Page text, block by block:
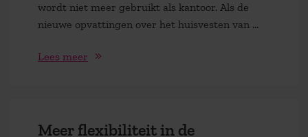
wordt niet meer gebruikt als kantoor. Als de
nieuwe opvattingen over het huisvesten van ...
Lees meer
Meer flexibiliteit in de